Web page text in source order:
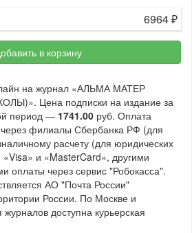
6964₽
в корзину
на журнал «АЛЬМА МАТЕР
Цена подписки на издание за
период — 1741.00 руб. Оплата
через филиалы Сбербанка РФ (для
расчету (для юридических
«Visa» и «MasterCard», другими
оплаты через сервис "Робокасса".
АО "Почта России"
России. По Москве и
доступна курьерская